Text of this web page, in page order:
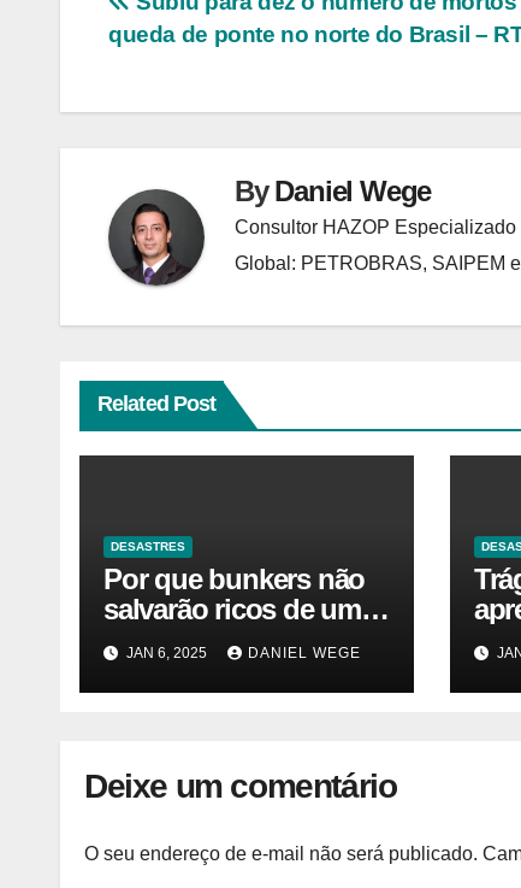
Navegação
de
Post
queda de ponte no norte do Brasil –
ByDaniel Wege
Consultor HAZOP
Global: PETROBRAS, SAIPEM
Related Post
DESASTRES
Por que bunkers não
salvarão ricos de um
desastre nuclear
JAN 6, 2025 DANIEL WEGE
Deixe um comentário
O seu endereço de e-mail não será publicado.